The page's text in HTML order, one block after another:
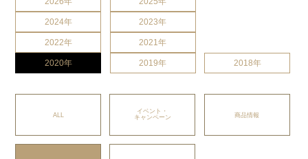
2024年 2023年
2022年 2021年
2020年 2019年 2018年
ALL
イベント・
キャンペーン
商品情報